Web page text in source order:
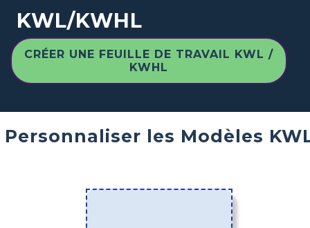
KWL/KWHL
CRÉER UNE FEUILLE DE TRAVAIL KWL /
KWHL
Personnaliser les Modèles